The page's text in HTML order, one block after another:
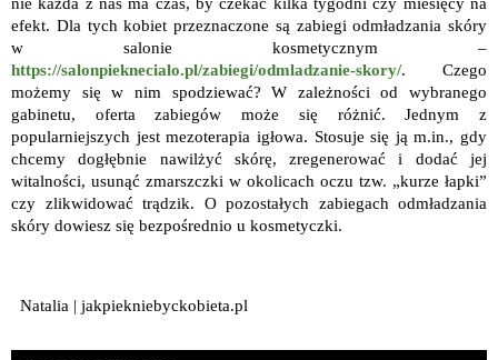
efekt. Dla tych kobiet przeznaczone są zabiegi odmładzania skóry
w salonie kosmetycznym –
https://salonpieknecialo.pl/zabiegi/odmladzanie-skory/. Czego
możemy się w nim spodziewać? W zależności od wybranego
gabinetu, oferta zabiegów może się różnić. Jednym z
popularniejszych jest mezoterapia igłowa. Stosuje się ją m.in., gdy
chcemy dogłębnie nawilżyć skórę, zregenerować i dodać jej
witalności, usunąć zmarszczki w okolicach oczu tzw. „kurze łapki”
czy zlikwidować trądzik. O pozostałych zabiegach odmładzania
skóry dowiesz się bezpośrednio u kosmetyczki.
Natalia | jakpiekniebyckobieta.pl